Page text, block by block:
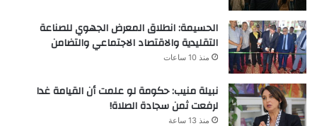
الحسيمة: انطلاق المعرض الجهوي للصناعة
التقليدية والاقتصاد الاجتماعي والتضامن
منذ 10 ساعات
نبيلة منيب: حكومة لو علمت أن القيامة غدا
لرفعت ثمن سجادة الصلاة!
منذ 13 ساعة